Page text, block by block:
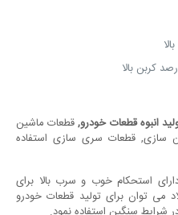
کربن بالا
انبوه قطعات خودرو,قطعات ماشین
سازی, قطعات سری سازی استفاده
خوش تراش (اتومات) 1.0718 دارای استحکام خوب و سرب بالا برای
می توان برای تولید قطعات خودرو